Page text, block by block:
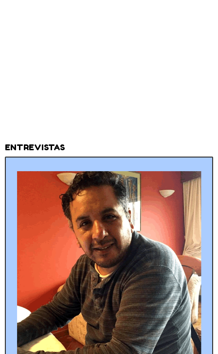
ENTREVISTAS